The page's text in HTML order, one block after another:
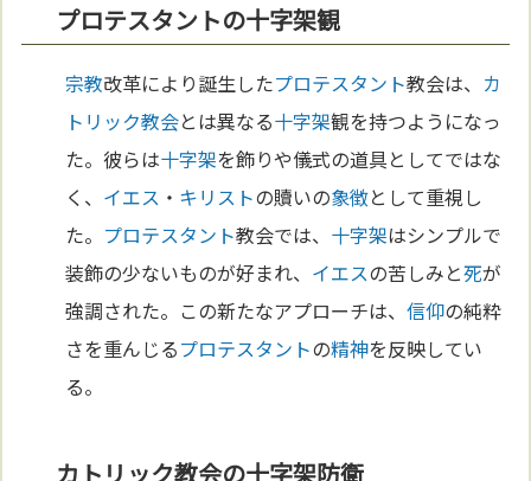
プロテスタントの十字架観
宗教改革により誕生したプロテスタント教会は、 カ
トリック教会とは異なる十字架観を持つようになっ
た。彼らは十字架を飾りや儀式の道具としてではな
く、 イエス ・ キリストの贖いの象徴として重視し
た。 プロテスタント教会では、 十字架はシンプルで
装飾の少ないものが好まれ、 イエスの苦しみと死が
強調された。この新たなアプローチは、信仰の純粋
さを重んじるプロテスタントの精神を反映してい
る。
カトリック教会の十字架防衛